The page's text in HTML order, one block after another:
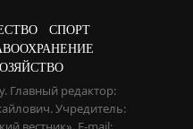
СПОРТ
Главный редактор:
Учредитель: